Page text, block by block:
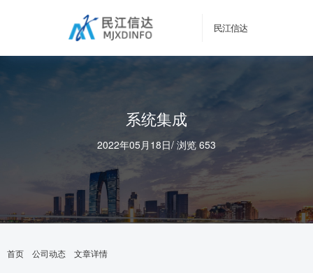
民江信达
系统集成
2022年05月18日/ 浏览 653
首页 公司动态 文章详情